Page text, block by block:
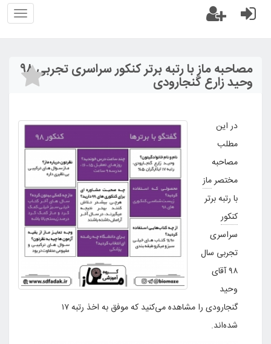
مصاحبه ماز با رتبه برتر کنکور سراسری تجربی ۹۸
وحید زارع گنجارودی
در این
مطلب
مصاحبه‌
مختصرماز
با رتبه برتر
کنکور
سراسری
تجربی سال
۹۸ آقای
وحید
گنجارودی را مشاهده می‌کنید که موفق به اخذ رتبه ۱۷
شده‌اند.